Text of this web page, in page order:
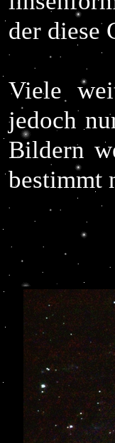
der diese
Viele
jedoch
Bildern
bestimmt